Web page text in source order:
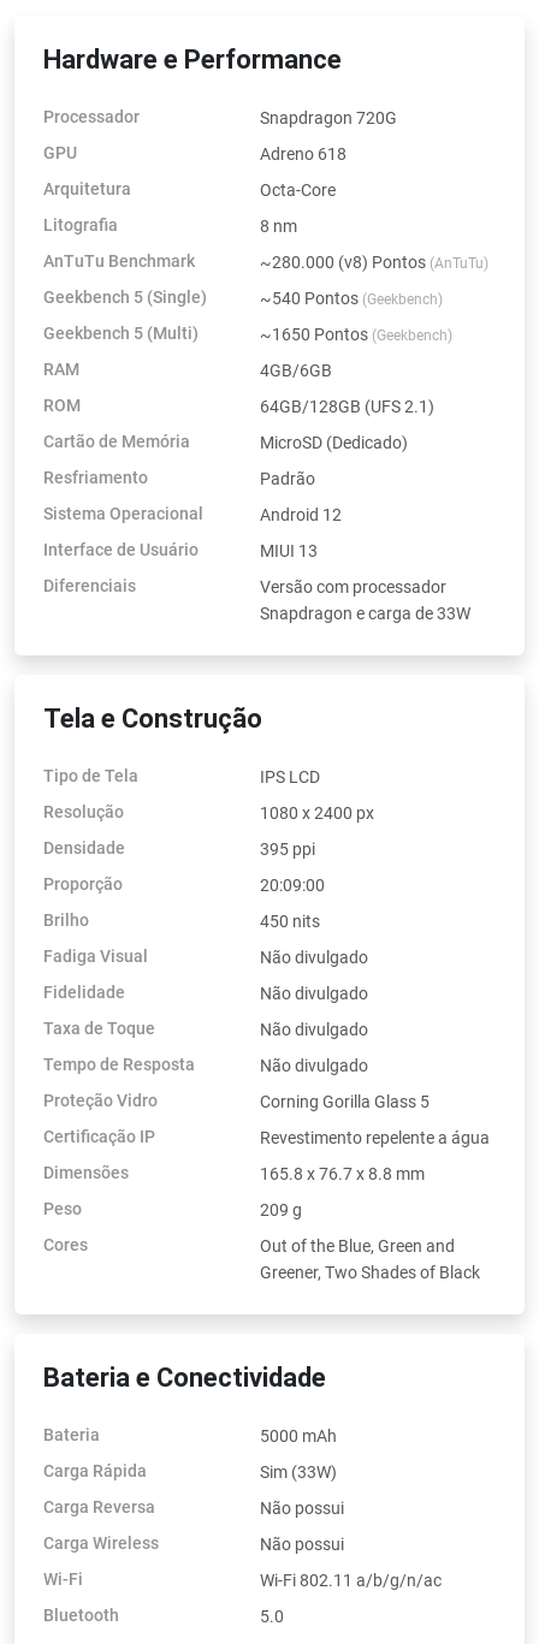
Hardware e Performance
Processador
Snapdragon 720G
GPU
Adreno 618
Arquitetura
Octa-Core
Litografia
8 nm
AnTuTu Benchmark
~280.000 (v8) Pontos (AnTuTu)
Geekbench 5 (Single) ~540 Pontos (Geekbench)
Geekbench 5 (Multi) ~1650 Pontos (Geekbench)
RAM
4GB/6GB
ROM
64GB/128GB (UFS 2.1)
Cartão de Memória
MicroSD (Dedicado)
Resfriamento
Padrão
Sistema Operacional
Android 12
Interface de Usuário
MIUI 13
Diferenciais
Versão com processador
Snapdragon e carga de 33W
Tela e Construção
Tipo de Tela
IPS LCD
Resolução
1080 x 2400 px
Densidade
395 ppi
Proporção
20:09:00
Brilho
450 nits
Fadiga Visual
Não divulgado
Fidelidade
Não divulgado
Taxa de Toque
Não divulgado
Tempo de Resposta
Não divulgado
Proteção Vidro
Corning Gorilla Glass 5
Certificação IP
Revestimento repelente a água
Dimensões
165.8 x 76.7 x 8.8 mm
Peso
209 g
Cores
Out of the Blue, Green and
Greener, Two Shades of Black
Bateria e Conectividade
Bateria
5000 mAh
Carga Rápida
Sim (33W)
Carga Reversa
Não possui
Carga Wireless
Não possui
Wi-Fi
Wi-Fi 802.11 a/b/g/n/ac
Bluetooth
5.0